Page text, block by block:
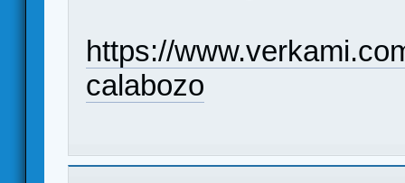
https://
calabozo